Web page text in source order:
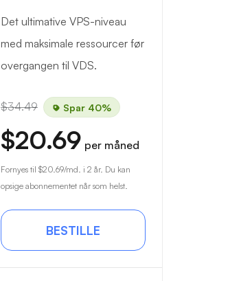
Det ultimative VPS-niveau
med maksimale ressourcer før
overgangen til VDS.
$34.49 Spar 40%
$20.69 per måned
Fornyes til $20.69/md. i 2 år. Du kan
opsige abonnementet når som helst.
BESTILLE